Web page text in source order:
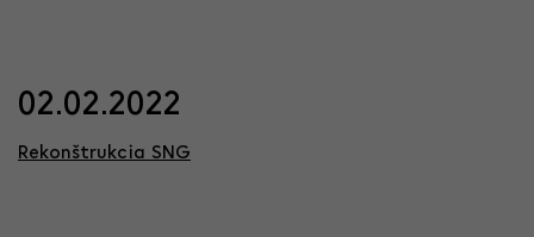
02.02.2022
Rekonštrukcia SNG